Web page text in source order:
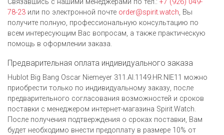
78-23 или по электронной почте order@spirit.watch, Вы
получите полную, профессиональную консультацию по
всем интересующим Вас вопросам, а также практическую
помощь в оформлении заказа.
Предварительная оплата индивидуального заказа
Hublot Big Bang Oscar Niemeyer 311.AI.1149.HR.NIE11 можно
приобрести только по индивидуальному заказу, после
предварительного согласования возможностей и сроков
поставки с менеджером интернет-магазина Spirit.Watch.
После получения подтверждения о сроках поставки, Вам
будет необходимо внести предоплату в размере 10% от